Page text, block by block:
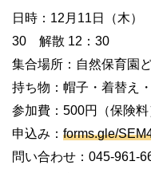
日時：12月11日（木
30 解散 12：30
集合場所：自然保育園
持ち物：帽子・着替え
参加費：500円（保険料
申込み： forms.gle/
問い合わせ：045-961-